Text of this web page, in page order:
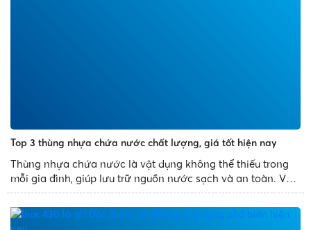
Top 3 thùng nhựa chứa nước chất lượng, giá tốt hiện nay
Thùng nhựa chứa nước là vật dụng không thể thiếu trong
mỗi gia đình, giúp lưu trữ nguồn nước sạch và an toàn. Với
nhiều loại thùng nhựa đựng nước trên thị trường, việc lựa
chọn sản phẩm chất lượng cao, bền bỉ và phù hợp với nhu
cầu...